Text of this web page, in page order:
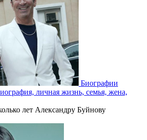
Биографии
личная жизнь, семья, жена,
лет Александру Буйнову